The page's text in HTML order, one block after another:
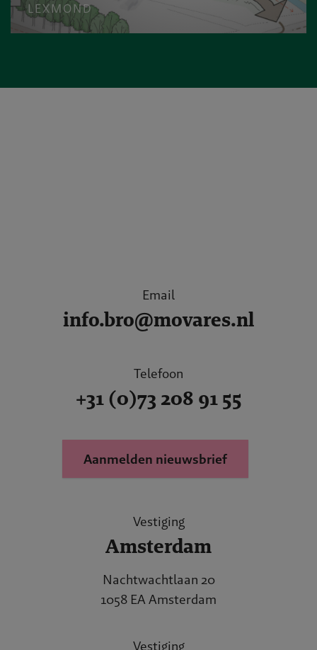
LEXMOND
Email
info.bro@movares.nl
Telefoon
+31 (0)73 208 91 55
Aanmelden nieuwsbrief
Vestiging
Amsterdam
Nachtwachtlaan 20
1058 EA Amsterdam
Vestiging